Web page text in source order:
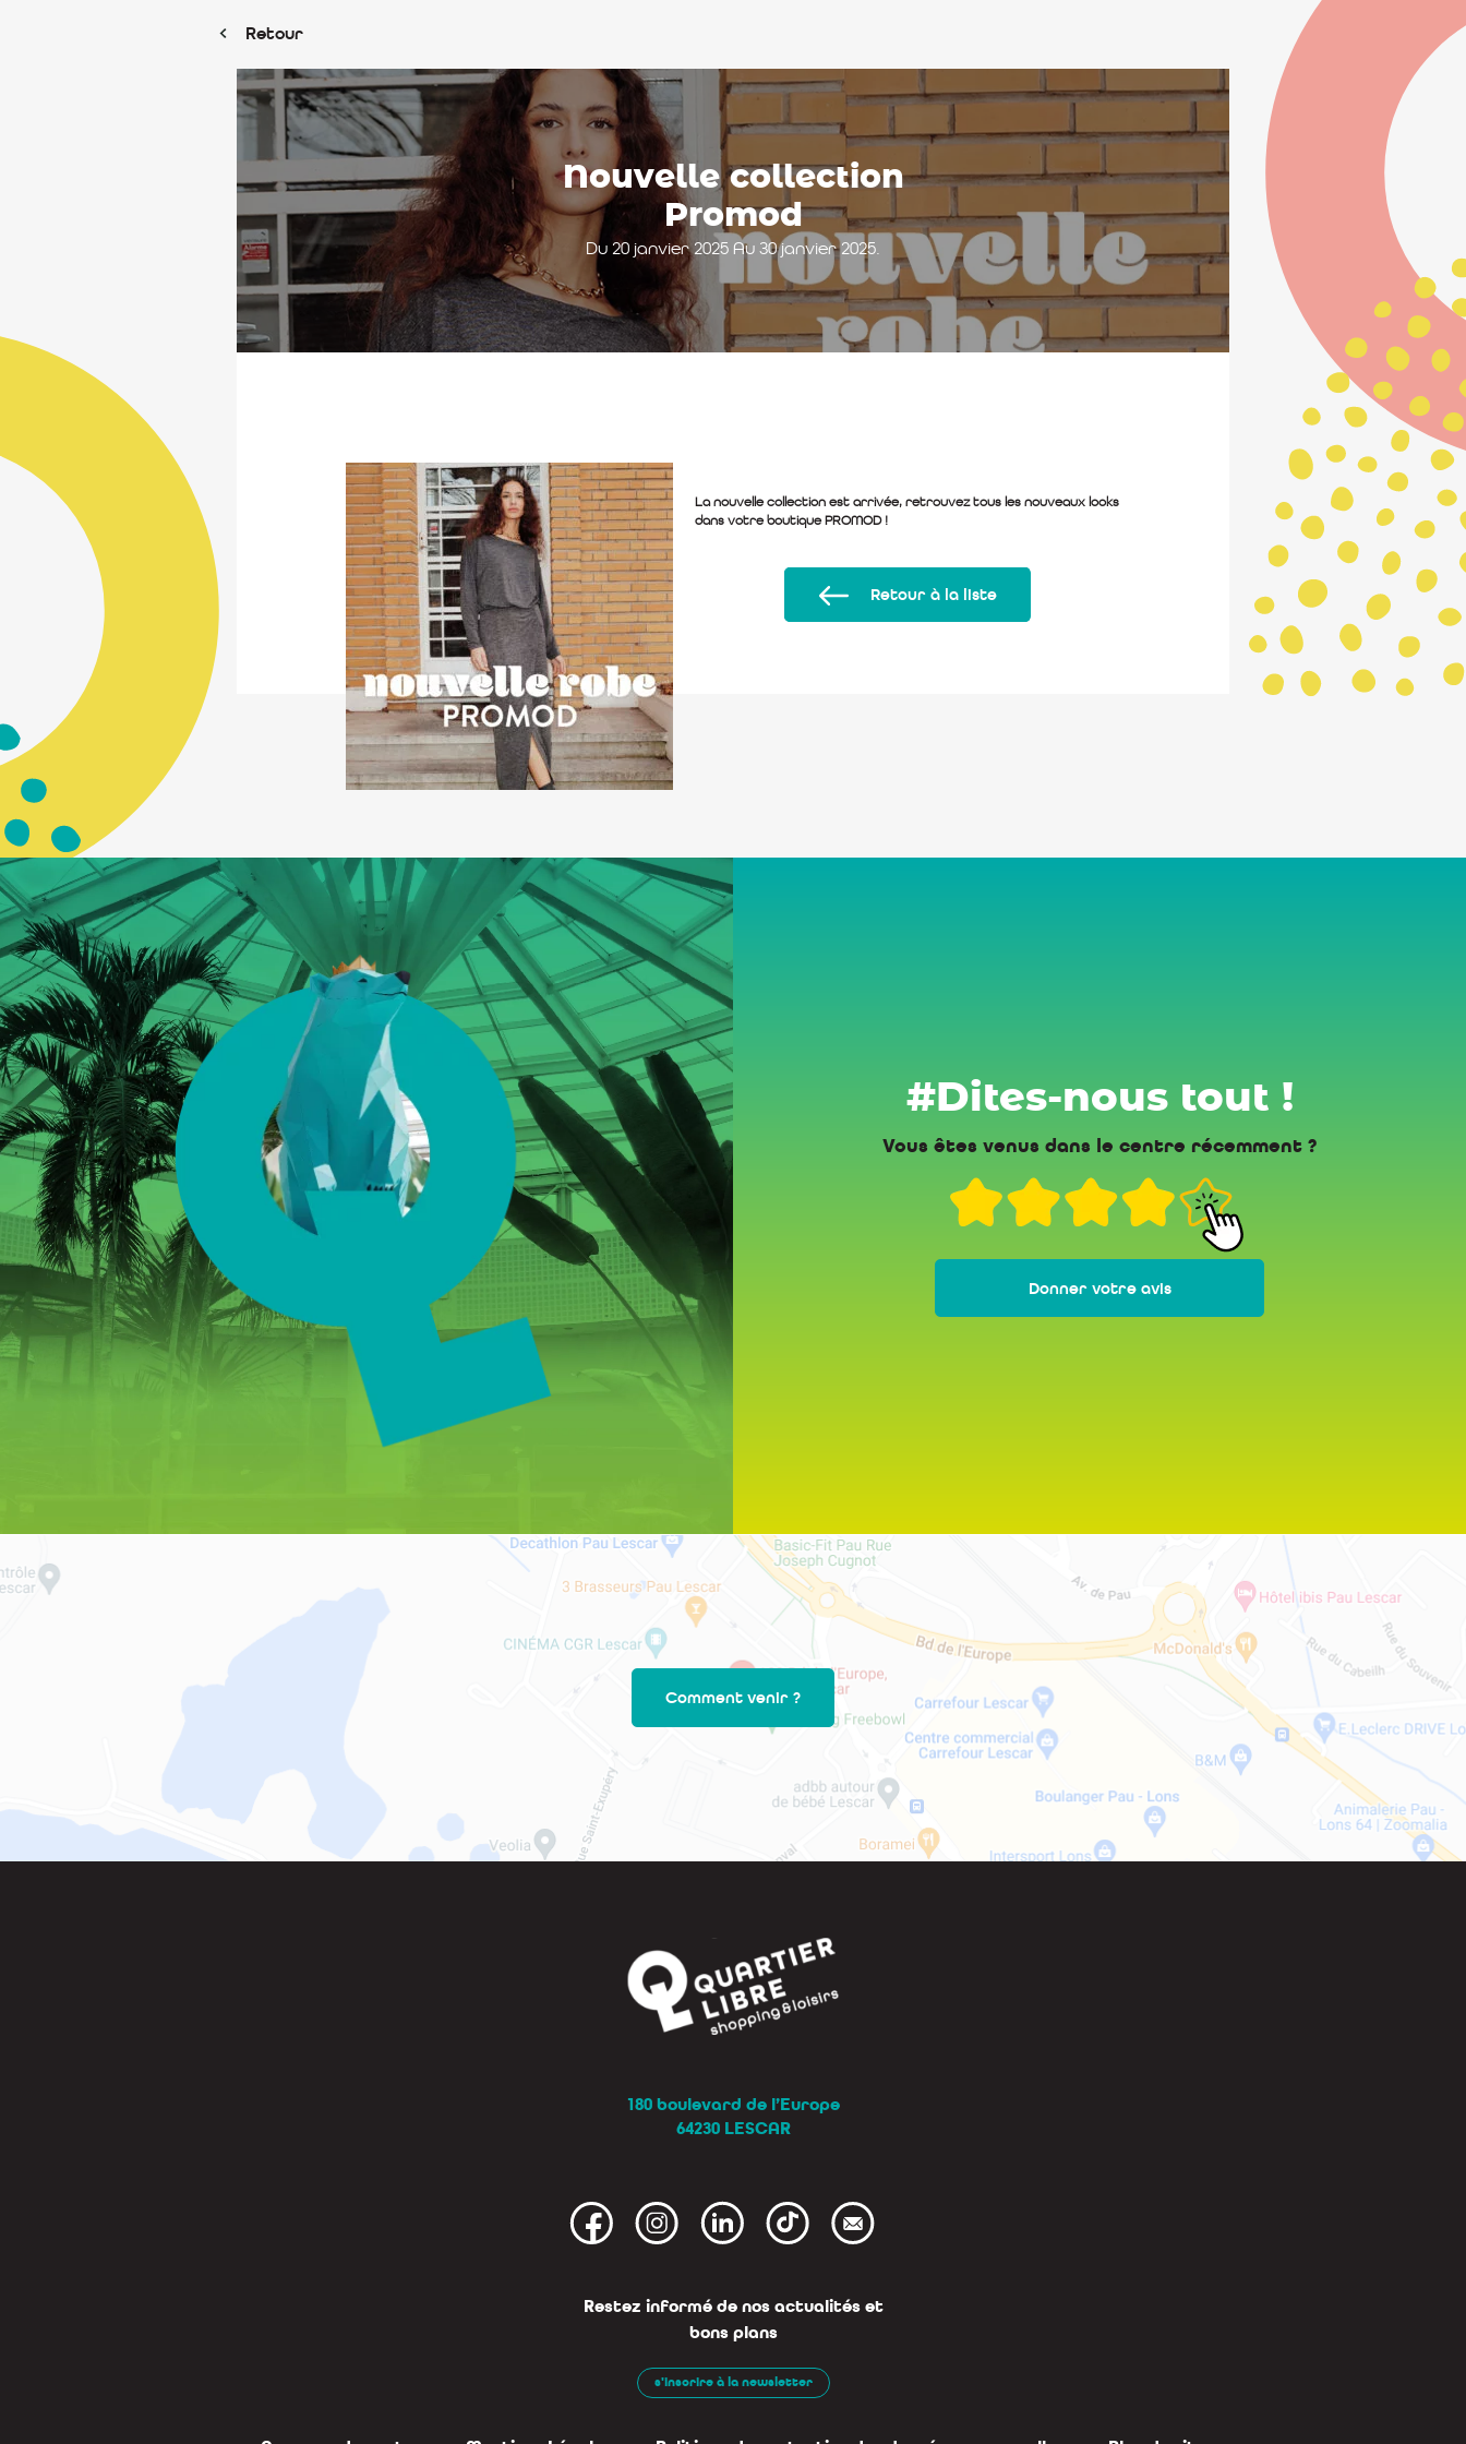
Retour
Nouvelle collection
Promod
Du 20 janvier 2025 Au 30 janvier 2025.
La nouvelle collection est arrivée, retrouvez tous les nouveaux looks
dans votre boutique PROMOD !
Retour à la liste
#Dites-nous tout !
Vous êtes venus dans le centre récemment ?
Donner votre avis
Comment venir ?
180 boulevard de l’Europe
64230 LESCAR
Restez informé de nos actualités et
bons plans
s'inscrire à la newsletter